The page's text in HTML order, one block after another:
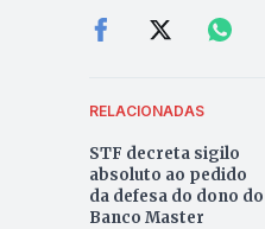
RELACIONADAS
STF decreta sigilo
absoluto ao pedido
da defesa do dono do
Banco Master